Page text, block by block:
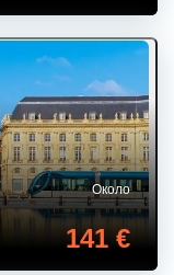
Около
141 €